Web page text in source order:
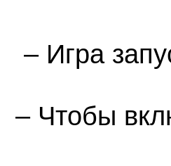
– Игра
– Чтобы